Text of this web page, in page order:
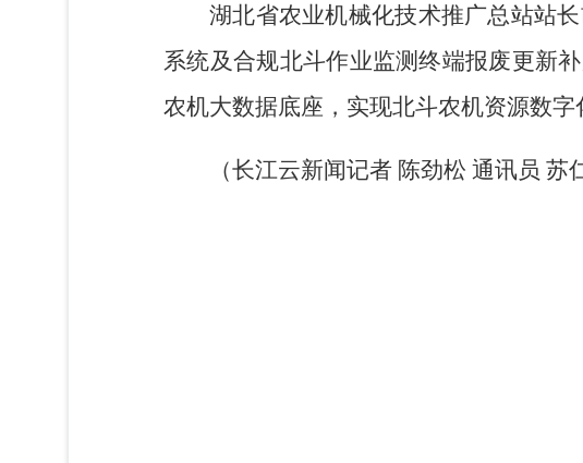
湖北省农业机械化技术推广总站站
系统及合规北斗作业监测终端报废更新
农机大数据底座，实现北斗农机资源数
（长江云新闻记者 陈劲松 通讯员 苏